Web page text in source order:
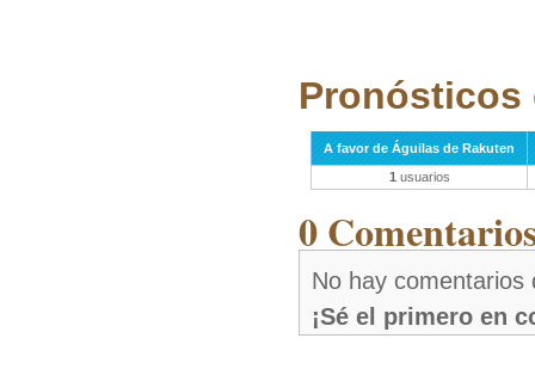
Pronósticos
A favor de Águilas de Rakuten
1 usuarios
0
No hay comentarios
¡Sé el primero en